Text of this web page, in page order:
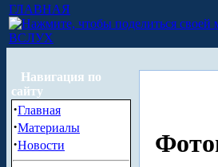
ГЛАВНАЯ
ВСЛУХ
Навигация по
сайту
·Главная
·Материалы
·Новости